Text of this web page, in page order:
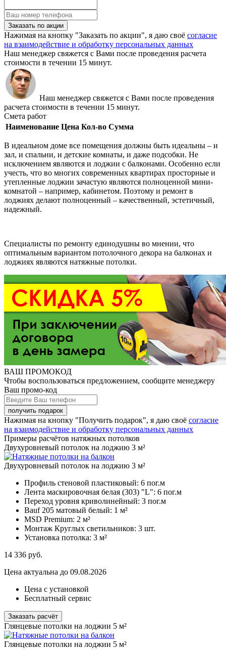
Заказать по акции
Нажимая на кнопку "Заказать по акции", я даю своё согласие
на взаимодействие и обработку персональных данных
Наш менеджер свяжется с Вами после проведения расчета
стоимости в течении 15 минут.
Наш менеджер свяжется с Вами после проведения
расчета стоимости в течении 15 минут.
Смета работ
Наименование Цена Кол-во Сумма
В идеальном доме все помещения должны быть идеальны – и
зал, и спальни, и детские комнаты, и даже подсобки. Не
исключением являются и лоджии с балконами. Особенно если
учесть, что во многих современных квартирах просторные и
утепленные лоджии зачастую являются полноценной мини-
комнатой – например, кабинетом. Поэтому и ремонт в
лоджиях делают полноценный – качественный, эстетичный,
надежный.
Специалисты по ремонту единодушны во мнении, что
оптимальным вариантом потолочного декора на балконах и
лоджиях являются натяжные потолки.
ВАШ ПРОМОКОД
Чтобы воспользоваться предложением, сообщите менеджеру
Ваш промо-код
Нажимая на кнопку "Получить подарок", я даю своё согласие
на взаимодействие и обработку персональных данных
Примеры расчётов натяжных потолков
Двухуровневый потолок на лоджию 3 м²
Двухуровневый потолок на лоджию 3 м²
Профиль стеновой пластиковый: 6 пог.м
Лента маскировочная белая (303) "L": 6 пог.м
Переход уровня криволинейный: 3 пог.м
Bauf 205 матовый белый: 1 м²
MSD Premium: 2 м²
Монтаж Круглых светильников: 3 шт.
Установка потолка: 3 м²
14 336 руб.
Цена актуальна до 09.08.2026
Цена с установкой
Бесплатный сервис
Заказать расчёт
Глянцевые потолки на лоджии 5 м²
Глянцевые потолки на лоджии 5 м²